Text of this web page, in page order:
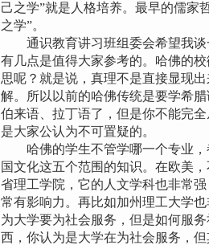
己之学”就是人格培养。最早的儒家
之学”。
通识教育讲习班组委会希望我谈
有几点是值得大家参考的。哈佛的
思呢？就是说，真理不是直接显现
解。所以以前的哈佛传统是要学希
伯来语、拉丁语了，但是你不能完
是大家公认为不可置疑的。
哈佛的学生不管学哪一个专业，
国文化这五个范围的知识。在欧美
省理工学院，它的人文学科也非常
常有影响力。再比如加州理工大学
为大学要为社会服务，但是如何服
西，你认为是大学在为社会服务，